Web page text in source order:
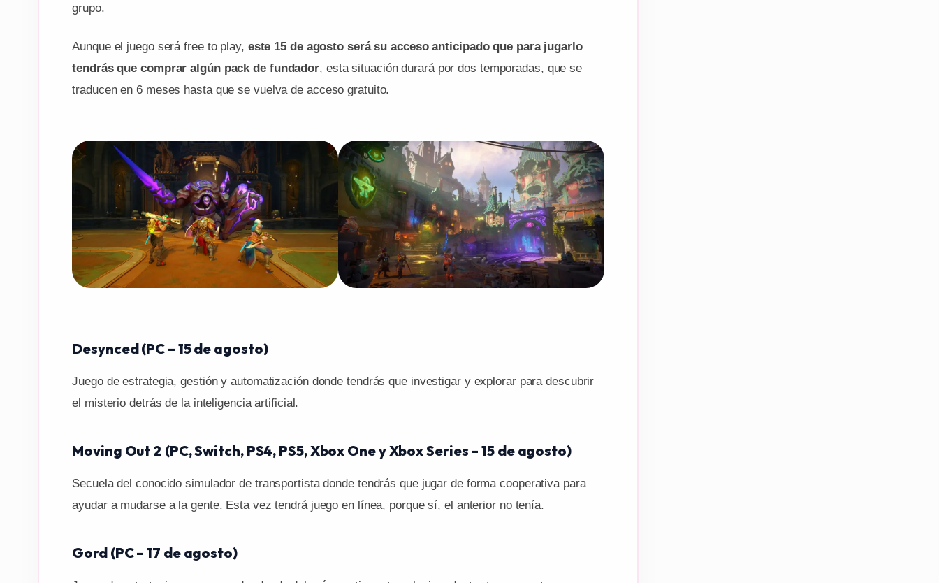
grupo.
Aunque el juego será free to play, este 15 de agosto será su acceso anticipado que para jugarlo
tendrás que comprar algún pack de fundador, esta situación durará por dos temporadas, que se
traducen en 6 meses hasta que se vuelva de acceso gratuito.
Desynced (PC – 15 de agosto)
Juego de estrategia, gestión y automatización donde tendrás que investigar y explorar para descubrir
el misterio detrás de la inteligencia artificial.
Moving Out 2 (PC, Switch, PS4, PS5, Xbox One y Xbox Series – 15 de agosto)
Secuela del conocido simulador de transportista donde tendrás que jugar de forma cooperativa para
ayudar a mudarse a la gente. Esta vez tendrá juego en línea, porque sí, el anterior no tenía.
Gord (PC – 17 de agosto)